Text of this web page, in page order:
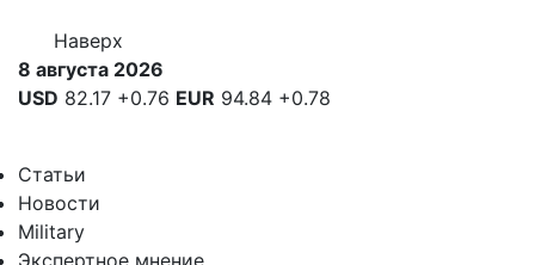
Наверх
8 августа 2026
USD 82.17 +0.76 EUR 94.84 +0.78
Статьи
Новости
Military
Экспертное мнение